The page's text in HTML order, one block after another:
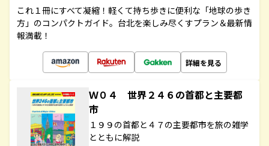
これ１冊にすべて凝縮！軽くて持ち歩きに便利な「地球の歩き
方」のコンパクトガイド。台北を楽しみ尽くすプラン＆最新情
報満載！
詳細を見る
Ｗ０４ 世界２４６の首都と主要都
市
１９９の首都と４７の主要都市を旅の雑学
とともに解説